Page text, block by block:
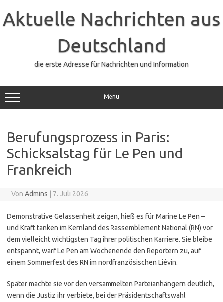
springen
Aktuelle Nachrichten aus
Deutschland
die erste Adresse für Nachrichten und Information
Menu
Berufungsprozess in Paris:
Schicksalstag für Le Pen und
Frankreich
Von Admins 7. Juli 2026
Demonstrative Gelassenheit zeigen, hieß es für Marine Le Pen –
und Kraft tanken im Kernland des Rassemblement National (RN) vor
dem vielleicht wichtigsten Tag ihrer politischen Karriere. Sie bleibe
entspannt, warf Le Pen am Wochenende den Reportern zu, auf
einem Sommerfest des RN im nordfranzösischen Liévin.
Später machte sie vor den versammelten Parteianhängern deutlich,
wenn die Justiz ihr verbiete, bei der Präsidentschaftswahl